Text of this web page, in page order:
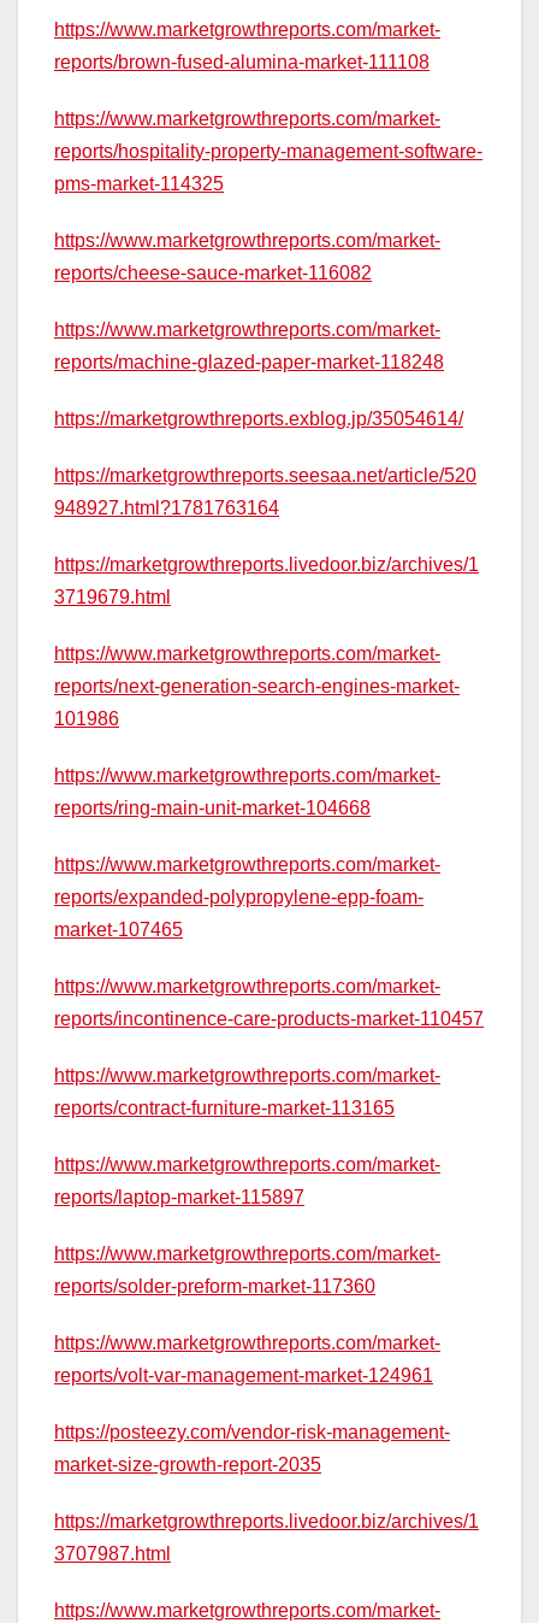
https://www.marketgrowthreports.com/market-
reports/brown-fused-alumina-market-111108
https://www.marketgrowthreports.com/market-
reports/hospitality-property-management-software-
pms-market-114325
https://www.marketgrowthreports.com/market-
reports/cheese-sauce-market-116082
https://www.marketgrowthreports.com/market-
reports/machine-glazed-paper-market-118248
https://marketgrowthreports.exblog.jp/35054614/
https://marketgrowthreports.seesaa.net/article/520
948927.html?1781763164
https://marketgrowthreports.livedoor.biz/archives/1
3719679.html
https://www.marketgrowthreports.com/market-
reports/next-generation-search-engines-market-
101986
https://www.marketgrowthreports.com/market-
reports/ring-main-unit-market-104668
https://www.marketgrowthreports.com/market-
reports/expanded-polypropylene-epp-foam-
market-107465
https://www.marketgrowthreports.com/market-
reports/incontinence-care-products-market-110457
https://www.marketgrowthreports.com/market-
reports/contract-furniture-market-113165
https://www.marketgrowthreports.com/market-
reports/laptop-market-115897
https://www.marketgrowthreports.com/market-
reports/solder-preform-market-117360
https://www.marketgrowthreports.com/market-
reports/volt-var-management-market-124961
https://posteezy.com/vendor-risk-management-
market-size-growth-report-2035
https://marketgrowthreports.livedoor.biz/archives/1
3707987.html
https://www.marketgrowthreports.com/market-